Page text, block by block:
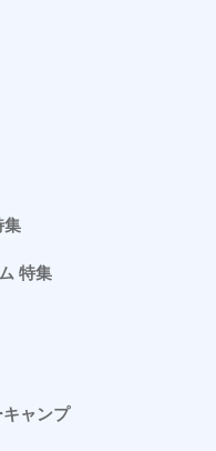
集
特集
ャンプ